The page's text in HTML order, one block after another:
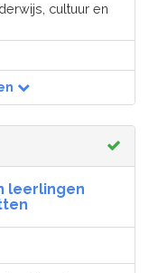
cultuur en
leerlingen